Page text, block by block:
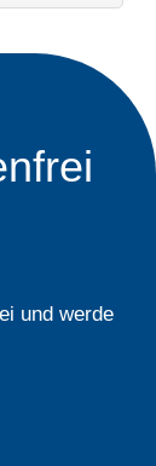
und werde